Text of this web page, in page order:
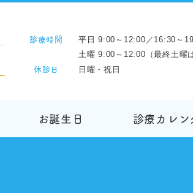
診療時間
平日 9:00～12:00／16:30～
土曜 9:00～12:00（最終土曜
休診日 日曜・祝日
お誕生日 診療カレン